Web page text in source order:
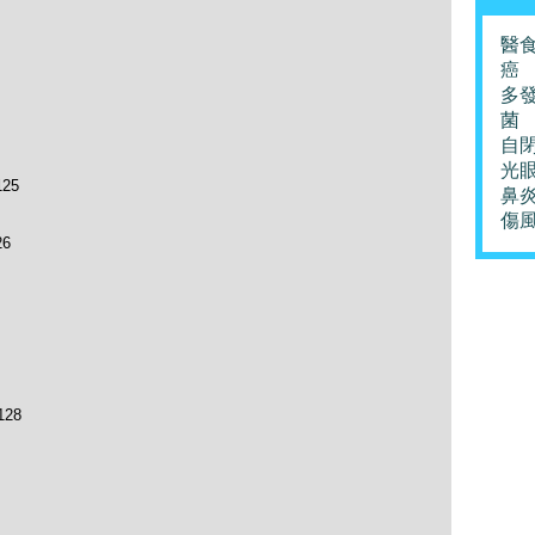
醫
癌
多
菌
自
光
鼻
傷